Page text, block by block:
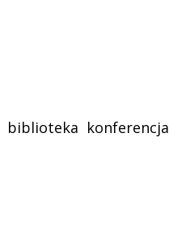
biblioteka konferencja